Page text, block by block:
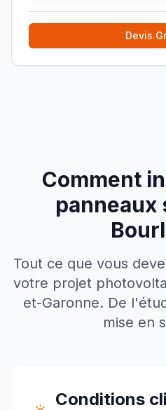
Devis
Comment
panneaux
Tout ce que vous
votre projet
et-Garonne. De
mise en
Conditions